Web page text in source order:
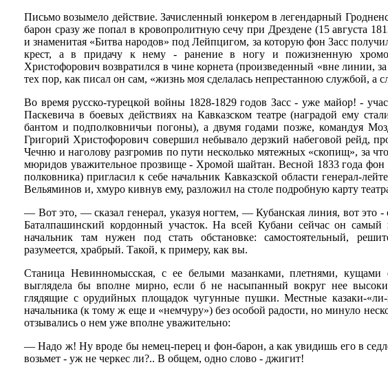
Письмо возымело действие. Зачисленный юнкером в легендарный
барон сразу же попал в кровопролитную сечу при Дрездене (15 августа
и знаменитая «Битва народов» под Лейпцигом, за которую фон Засс
крест, а в придачу к нему - ранение в ногу и пожизненную
Христофорович возвратился в чине корнета (произведенный «вне линии,
тех пор, как писал он сам, «жизнь моя сделалась непрестанною службой, а
Во время русско-турецкой войны 1828-1829 годов Засс - уже майор! -
Паскевича в боевых действиях на Кавказском театре (наградой ему
бантом и подполковничьи погоны), а двумя годами позже, командуя
Григорий Христофорович совершил небывало дерзкий набеговой рейд,
Чечню и наголову разгромив по пути несколько мятежных «скопищ», за
мюридов уважительное прозвище - Хромой шайтан. Весной 1833 года фон
полковника) пригласил к себе начальник Кавказской области генерал-
Вельяминов и, хмуро кивнув ему, разложил на столе подробную карту
— Вот это, — сказал генерал, указуя ногтем, — Кубанская линия, вот это -
Баталпашинский кордонный участок. На всей Кубани сейчас он
начальник там нужен под стать обстановке: самостоятельный,
разумеется, храбрый. Такой, к примеру, как вы.
Станица Невинномысская, с ее белыми мазанками, плетнями, кущами
выглядела бы вполне мирно, если б не насыпанный вокруг нее
глядящие с орудийных площадок чугунные пушки. Местные казаки-
начальника (к тому ж еще и «немчуру») без особой радости, но минуло
отзывались о нем уже вполне уважительно:
— Надо ж! Ну вроде бы немец-перец и фон-барон, а как увидишь его в
возьмет - уж не черкес ли?.. В общем, одно слово - джигит!